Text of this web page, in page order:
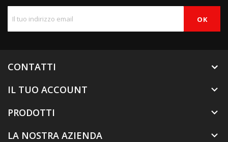
CONTATTI
IL TUO ACCOUNT

PRODOTTI 
LA NOSTRA AZIENDA 